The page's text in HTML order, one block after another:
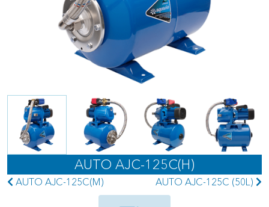
AUTO AJC-125C(H)
AUTO AJC-125C(M) AUTO AJC-125C (50L)